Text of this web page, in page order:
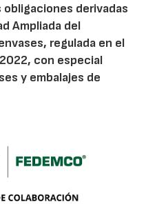
derivadas
Ampliada del
regulada en el
con especial
y embalajes de